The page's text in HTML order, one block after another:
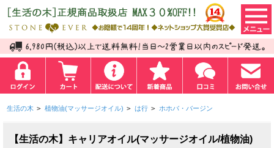
生活の木 > 植物油(マッサージオイル) > は行 > ホホバ・バージン
【生活の木】キャリアオイル(マッサージオイル/植物油)